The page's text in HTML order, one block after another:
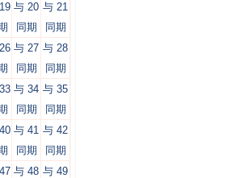
与 20
同期
与 21
同期
与 27
同期
与 28
同期
与 34
同期
与 35
同期
与 41
同期
与 42
同期
与 48 与 49